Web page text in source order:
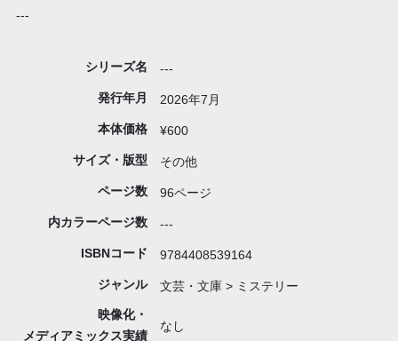
---
シリーズ名 ---
発行年月 2026年7月
本体価格 ¥600
サイズ・版型 その他
ページ数 96ページ
内カラーページ数 ---
ISBNコード 9784408539164
ジャンル 文芸・文庫 > ミステリー
映像化・
メディアミックス実績
なし